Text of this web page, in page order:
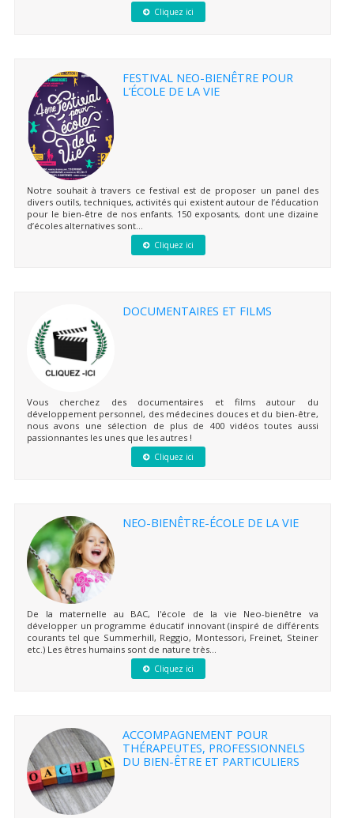
Cliquez ici
FESTIVAL NEO-BIENÊTRE POUR
L’ÉCOLE DE LA VIE
Notre souhait à travers ce festival est de proposer un panel des
divers outils, techniques, activités qui existent autour de l’éducation
pour le bien-être de nos enfants. 150 exposants, dont une dizaine
d’écoles alternatives sont...
Cliquez ici
DOCUMENTAIRES ET FILMS
Vous cherchez des documentaires et films autour du
développement personnel, des médecines douces et du bien-être,
nous avons une sélection de plus de 400 vidéos toutes aussi
passionnantes les unes que les autres !
Cliquez ici
NEO-BIENÊTRE-ÉCOLE DE LA VIE
De la maternelle au BAC, l'école de la vie Neo-bienêtre va
développer un programme éducatif innovant (inspiré de différents
courants tel que Summerhill, Reggio, Montessori, Freinet, Steiner
etc.) Les êtres humains sont de nature très...
Cliquez ici
ACCOMPAGNEMENT POUR
THÉRAPEUTES, PROFESSIONNELS
DU BIEN-ÊTRE ET PARTICULIERS